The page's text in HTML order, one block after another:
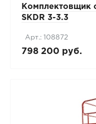
Комплектовщик
SKDR 3-3.3
Арт.: 108872
798 200 руб.